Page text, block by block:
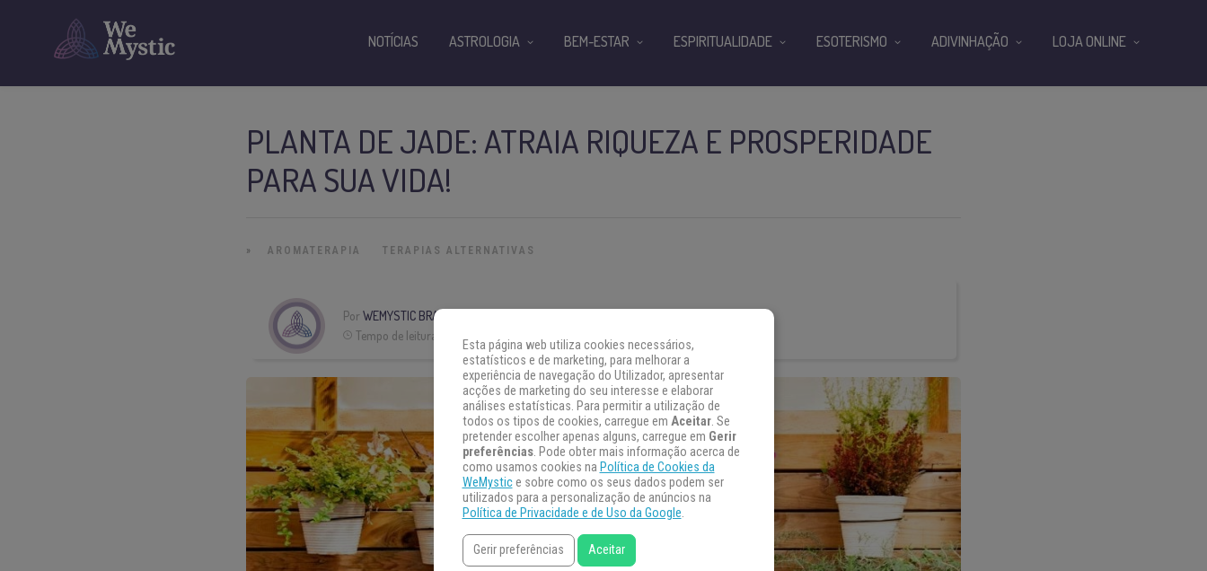
PLANTA DE JADE: ATRAIA RIQUEZA E PROSPERIDADE
PARA SUA VIDA!
» AROMATERAPIA TERAPIAS ALTERNATIVAS
PorWEMYSTIC BRASIL
Tempo de leitura:
NOTÍCIAS ASTROLOGIA BEM-ESTAR ESPIRITUALIDADE ESOTERISMO ADIVINHAÇÃO LOJA ONLINE
Esta página web utiliza cookies necessários,
estatísticos e de marketing, para melhorar a
experiência de navegação do Utilizador, apresentar
acções de marketing do seu interesse e elaborar
análises estatísticas. Para permitir a utilização de
todos os tipos de cookies, carregue em Aceitar. Se
pretender escolher apenas alguns, carregue em Gerir
preferências. Pode obter mais informação acerca de
como usamos cookies na Política de Cookies da
WeMystice sobre como os seus dados podem ser
utilizados para a personalização de anúncios na
Política de Privacidade e de Uso da Google.
Gerir preferências Aceitar